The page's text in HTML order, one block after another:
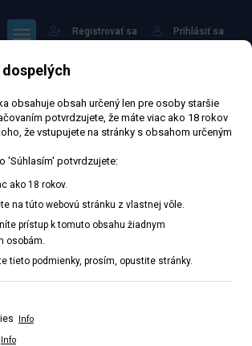
Prihlásiť sa
Registrovať sa
Právě otevřeno· Zavírá v 19
inzerát
Slovenská republika
obsahuje obsah určený len pre osoby staršie
potvrdzujete, že máte viac ako 18 rokov
že vstupujete na stránky s obsahom určeným
'Súhlasím' potvrdzujete:
ako 18 rokov.
na túto webovú stránku z vlastnej vôle.
prístup k tomuto obsahu žiadnym
osobám.
tieto podmienky, prosím, opustite stránky.
Info
Info